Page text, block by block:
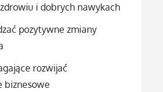
i dobrych nawykach
pozytywne zmiany
rozwijać
biznesowe